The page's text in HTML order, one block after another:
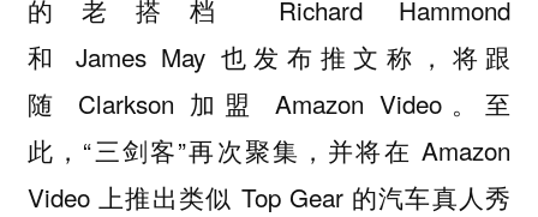
的老搭档 Richard Hammond
和 James May 也发布推文称，将跟
随 Clarkson 加盟 Amazon Video。至
此，“三剑客”再次聚集，并将在 Amazon
Video 上推出类似 Top Gear 的汽车真人秀